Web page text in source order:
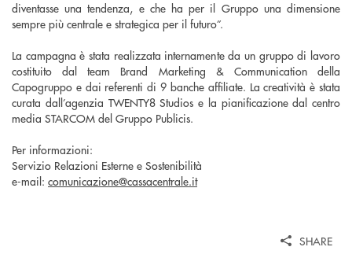
diventasse una tendenza, e che ha per il Gruppo una dimensione
sempre più centrale e strategica per il futuro”.
La campagna è stata realizzata internamente da un gruppo di lavoro
costituito dal team Brand Marketing & Communication della
Capogruppo e dai referenti di 9 banche affiliate. La creatività è stata
curata dall’agenzia TWENTY8 Studios e la pianificazione dal centro
media STARCOM del Gruppo Publicis.
Per informazioni:
Servizio Relazioni Esterne e Sostenibilità
e-mail: comunicazione@cassacentrale.it
SHARE